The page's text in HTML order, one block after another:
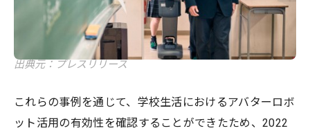
出典元：プレスリリース
これらの事例を通じて、学校生活におけるアバターロボ
ット活用の有効性を確認することができたため、2022